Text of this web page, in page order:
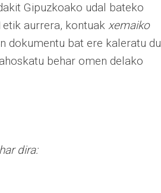
Gipuzkoako udal bateko
aurrera, kontuak xemaiko
dokumentu bat ere kaleratu du
behar omen delako
dira: